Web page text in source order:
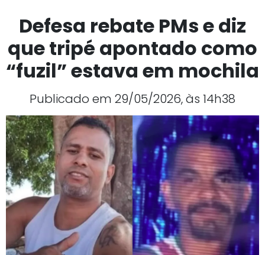
Defesa rebate PMs e diz
que tripé apontado como
“fuzil” estava em mochila
Publicado em 29/05/2026, às 14h38